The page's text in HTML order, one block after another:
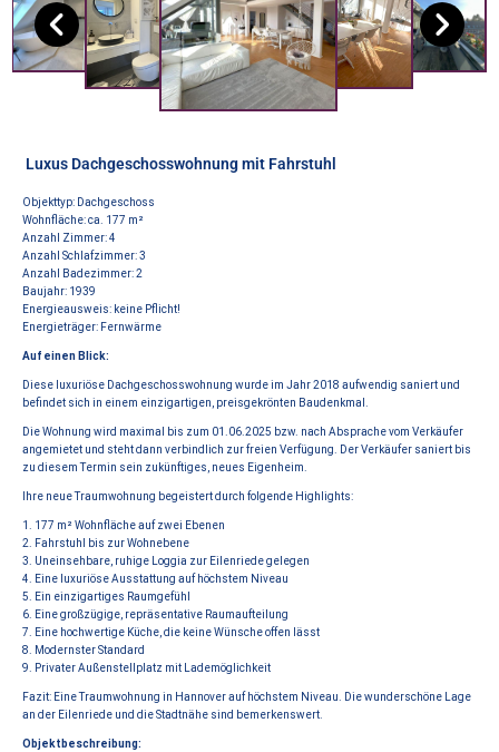
Luxus Dachgeschosswohnung mit Fahrstuhl
Objekttyp: Dachgeschoss
Wohnfläche:ca. 177 m²
Anzahl Zimmer:4
Anzahl Schlafzimmer:3
Anzahl Badezimmer:2
Baujahr: 1939
Energieausweis: keine Pflicht!
Energieträger: Fernwärme
Auf einen Blick:
Diese luxuriöse Dachgeschosswohnung wurde im Jahr 2018 aufwendig saniert und
befindet sich in einem einzigartigen, preisgekrönten Baudenkmal.
Die Wohnung wird maximal bis zum 01.06.2025 bzw. nach Absprache vom Verkäufer
angemietet und steht dann verbindlich zur freien Verfügung. Der Verkäufer saniert bis
zu diesem Termin sein zukünftiges, neues Eigenheim.
Ihre neue Traumwohnung begeistert durch folgende Highlights:
1. 177 m² Wohnfläche auf zwei Ebenen
2. Fahrstuhl bis zur Wohnebene
3. Uneinsehbare, ruhige Loggia zur Eilenriede gelegen
4. Eine luxuriöse Ausstattung auf höchstem Niveau
5. Ein einzigartiges Raumgefühl
6. Eine großzügige, repräsentative Raumaufteilung
7. Eine hochwertige Küche, die keine Wünsche offen lässt
8. Modernster Standard
9. Privater Außenstellplatz mit Lademöglichkeit
Fazit: Eine Traumwohnung in Hannover auf höchstem Niveau. Die wunderschöne Lage
an der Eilenriede und die Stadtnähe sind bemerkenswert.
Objektbeschreibung: